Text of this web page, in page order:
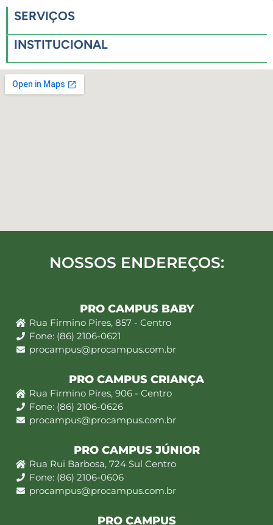
SERVIÇOS
INSTITUCIONAL
NOSSOS ENDEREÇOS:
PRO CAMPUS BABY
Rua Firmino Pires, 857 - Centro
Fone: (86) 2106-0621
procampus@procampus.com.br
PRO CAMPUS CRIANÇA
Rua Firmino Pires, 906 - Centro
Fone: (86) 2106-0626
procampus@procampus.com.br
PRO CAMPUS JÚNIOR
Rua Rui Barbosa, 724 Sul Centro
Fone: (86) 2106-0606
procampus@procampus.com.br
PRO CAMPUS